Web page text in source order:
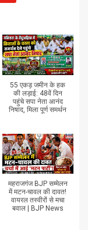
55 एकड़ जमीन के हक
की लड़ाई: 48वें दिन
पहुंचे सपा नेता आनंद
निषाद, मिला पूर्ण समर्थन
महराजगंज BJP सम्मेलन
में मटन-चावल की दावत!
वायरल तस्वीरों से मचा
बवाल | BJP News